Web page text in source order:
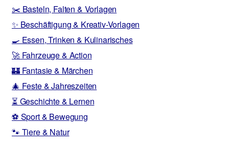
✂️ Basteln, Falten & Vorlagen
✨ Beschäftigung & Kreativ-Vorlagen
🍳 Essen, Trinken & Kulinarisches
🚀 Fahrzeuge & Action
🏰 Fantasie & Märchen
🎄 Feste & Jahreszeiten
⏳ Geschichte & Lernen
⚽ Sport & Bewegung
🐾 Tiere & Natur